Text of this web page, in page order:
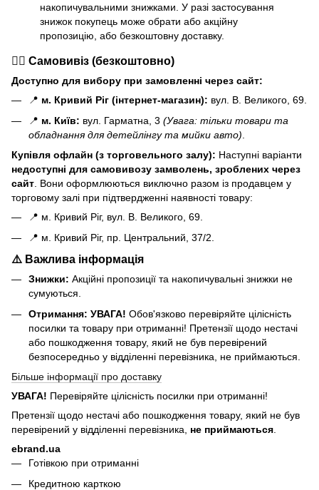
накопичувальними знижками. У разі застосування
знижок покупець може обрати або акційну
пропозицію, або безкоштовну доставку.
🏃‍♂️ Самовивіз (безкоштовно)
Доступно для вибору при замовленні через сайт:
📍 м. Кривий Ріг (інтернет-магазин): вул. В. Великого, 69.
📍 м. Київ: вул. Гарматна, 3 (Увага: тільки товари та
обладнання для детейлінгу та мийки авто)
Купівля офлайн (з торговельного залу): Наступні варіанти
недоступні для самовивозу замволень, зроблених через
сайт . Вони оформлюються виключно разом із продавцем у
торговому залі при підтвердженні наявності товару:
📍 м. Кривий Ріг, вул. В. Великого, 69.
📍 м. Кривий Ріг, пр. Центральний, 37/2.
⚠️ Важлива інформація
Знижки: Акційні пропозиції та накопичувальні знижки не
сумуються.
Отримання: УВАГА! Обов'язково перевіряйте цілісність
посилки та товару при отриманні! Претензії щодо нестачі
або пошкодження товару, який не був перевірений
безпосередньо у відділенні перевізника, не приймаються.
Більше інформації про доставку
УВАГА! Перевіряйте цілісність посилки при отриманні!
Претензії щодо нестачі або пошкодження товару, який не був
перевірений у відділенні перевізника, не приймаються
ebrand.ua
Готівкою при отриманні
Кредитною карткою